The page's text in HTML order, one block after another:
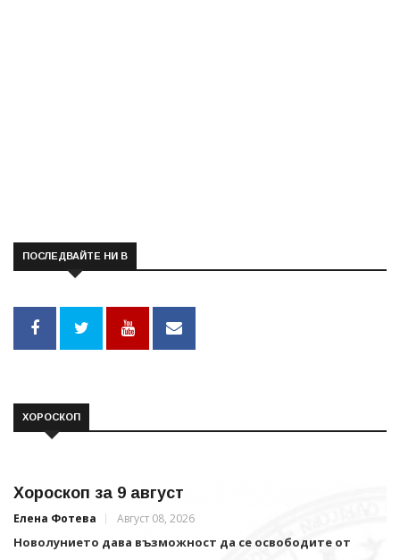
ПОСЛЕДВАЙТЕ НИ В
ХОРОСКОП
Хороскоп за 9 август
Елена Фотева Август 08, 2026
Новолунието дава възможност да се освободите от